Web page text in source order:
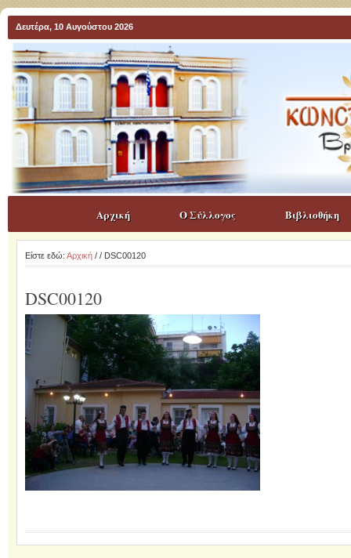
Δευτέρα, 10 Αυγούστου 2026
Αρχική Ο Σύλλογος Βιβλιοθήκη
Είστε εδώ: Αρχική/ / DSC00120
DSC00120